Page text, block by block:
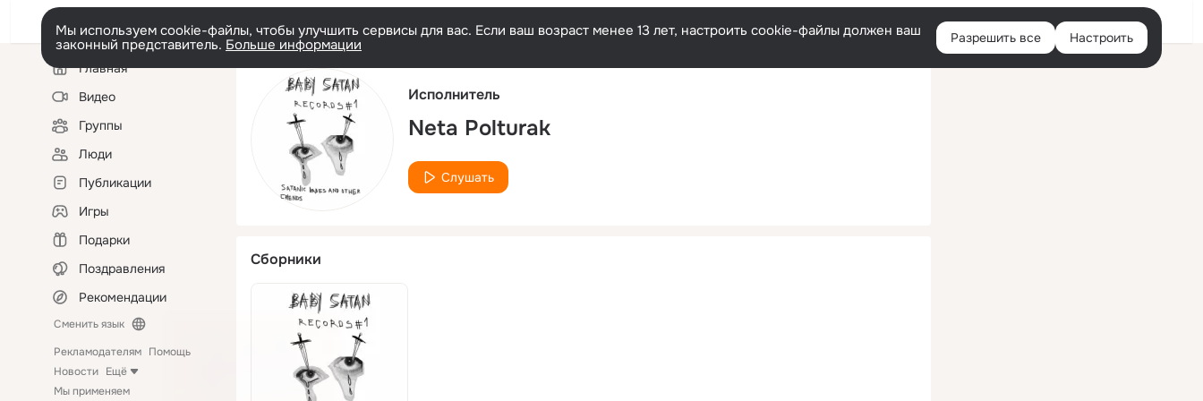
Русский Войти
Мы используем cookie-файлы, чтобы улучшить сервисы для вас. Если ваш возраст менее 13 лет, настроить cookie-файлы должен ваш
законный представитель. Больше информации Разрешить все Настроить
Левая
колонкаГлавная
Видео
Группы
Люди
Публикации
Игры
Подарки
Поздравления
Рекомендации
Сменить язык
Рекламодателям Помощь
Новости Ещё
Мы применяем
Исполнитель
Neta Polturak
Слушать
Сборники